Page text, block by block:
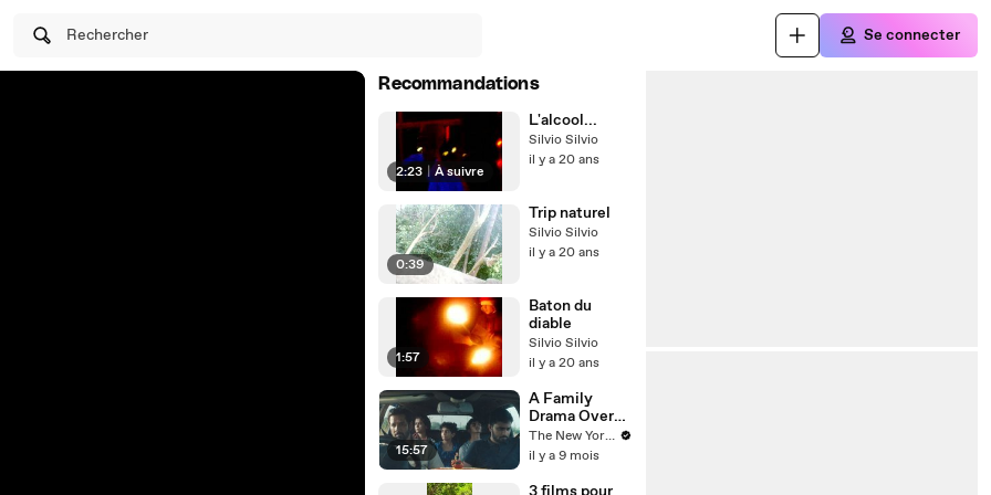
Rechercher Se connecter
Recommandations
2:23 | À suivre
L'alcool...
Silvio Silvio
il y a 20 ans
0:39
Trip naturel
Silvio Silvio
il y a 20 ans
1:57
Baton du
diable
Silvio Silvio
il y a 20 ans
15:57
A Family
Drama Over
Gender in
“Holy Curse”
The New Yorker
il y a 9 mois